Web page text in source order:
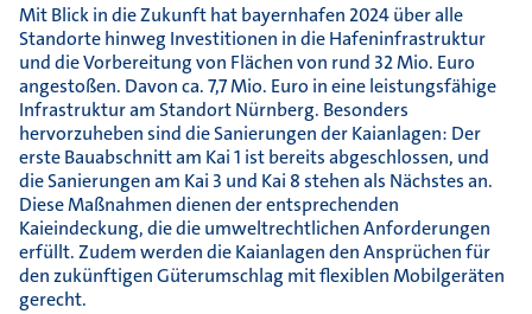
Mit Blick in die Zukunft hat bayernhafen 2024 über alle
Standorte hinweg Investitionen in die Hafeninfrastruktur
und die Vorbereitung von Flächen von rund 32 Mio. Euro
angestoßen. Davon ca. 7,7 Mio. Euro in eine leistungsfähige
Infrastruktur am Standort Nürnberg. Besonders
hervorzuheben sind die Sanierungen der Kaianlagen: Der
erste Bauabschnitt am Kai 1 ist bereits abgeschlossen, und
die Sanierungen am Kai 3 und Kai 8 stehen als Nächstes an.
Diese Maßnahmen dienen der entsprechenden
Kaieindeckung, die die umweltrechtlichen Anforderungen
erfüllt. Zudem werden die Kaianlagen den Ansprüchen für
den zukünftigen Güterumschlag mit flexiblen Mobilgeräten
gerecht.